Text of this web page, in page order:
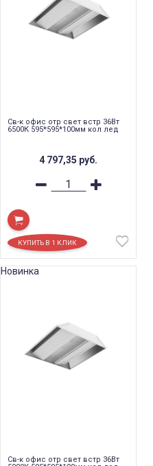
Св-к офис отр свет встр 36Вт
6500К 595*595*100мм кол лед
4 797,35 руб.
Св-к офис отр свет встр 36Вт
Новинка